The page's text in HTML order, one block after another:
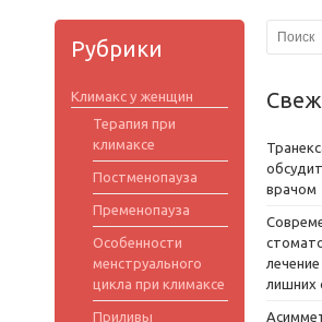
Рубрики
Климакс у женщин
Терапия при
климаксе
Постменопауза
Пременопауза
Особенности
менструального
цикла при климаксе
Приливы
врачом
лишних